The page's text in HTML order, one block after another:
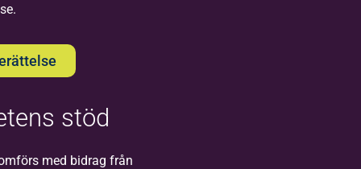
Södertälje
Välkommen till oss
Södertälje!
stöd
med bidrag från